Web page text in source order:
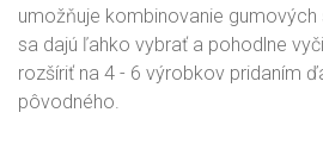
umožňuje kombinovanie gumových
sa dajú ľahko vybrať a pohodlne
rozšíriť na 4 - 6 výrobkov pridaním
pôvodného.